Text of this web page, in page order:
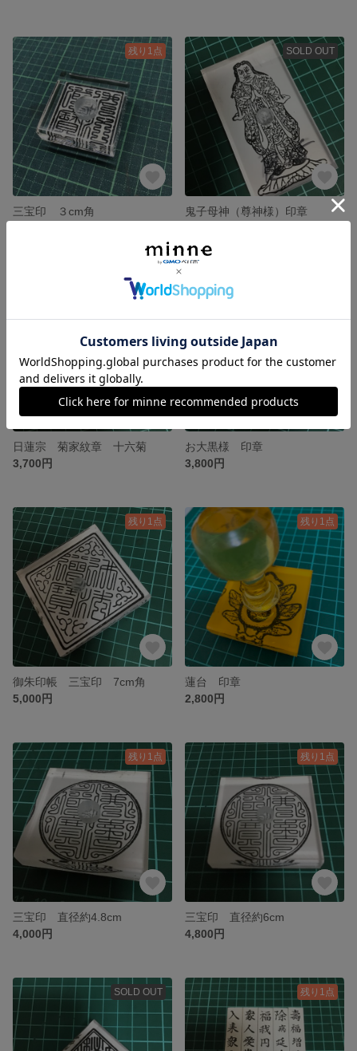
残り1点
三宝印 ３cm角
SOLD OUT
鬼子母神（尊神様）印章
残り1点
日蓮宗 菊家紋章 十六菊
3,700円
お大黒様 印章
3,800円
残り1点
御朱印帳 三宝印 7cm角
5,000円
残り1点
蓮台 印章
2,800円
残り1点
三宝印 直径約4.8cm
4,000円
残り1点
三宝印 直径約6cm
4,800円
SOLD OUT 残り1点